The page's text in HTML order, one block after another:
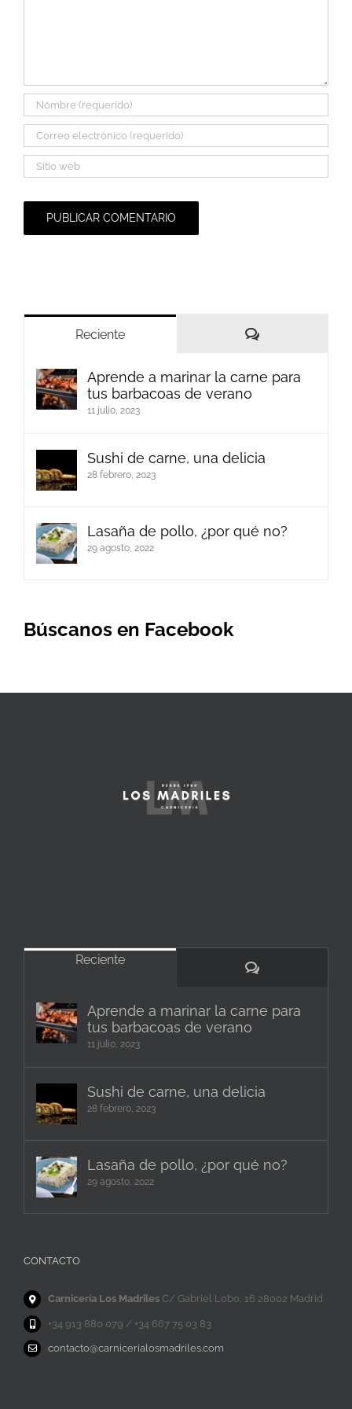
Reciente Comentarios
Aprende a marinar la carne para
tus barbacoas de verano
11 julio, 2023
Sushi de carne, una delicia
28 febrero, 2023
Lasaña de pollo, ¿por qué no?
29 agosto, 2022
Búscanos en Facebook
Reciente
Comentarios
Aprende a marinar la carne para
tus barbacoas de verano
11 julio, 2023
Sushi de carne, una delicia
28 febrero, 2023
Lasaña de pollo, ¿por qué no?
29 agosto, 2022
CONTACTO
Carnicería Los Madriles C/ Gabriel Lobo, 16 28002 Madrid
+34 913 880 079 / +34 667 75 03 83
contacto@carnicerialosmadriles.com